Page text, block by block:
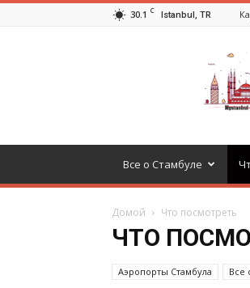
30.1 C Istanbul, TR
шопинг,
транспорт,
экскурсии
ᐉ
Mystanbul-
Life.info
Все о Стамбуле
Домой Что посмотреть
ЧТО
Аэропорты Стамбула Все